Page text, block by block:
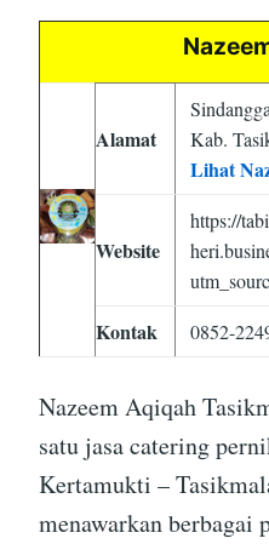
Alamat
Kab.
Lihat
Website
https://
Kontak 0852-
Nazeem Aqiqah
satu jasa catering
Kertamukti –
menawarkan